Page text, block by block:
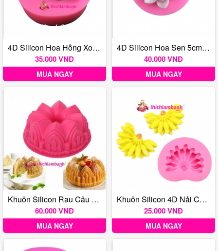
4D Silicon Hoa Hồng Xoè 4.8 H3944
35.000 VNĐ
MUA NGAY
4D Silicon Hoa Sen 5cm 1.9 H8273
40.000 VNĐ
MUA NGAY
Khuôn Silicon Rau Câu Hình Lâu Đài
60.000 VNĐ
MUA NGAY
Khuôn Silicon 4D Nải Chuối
25.000 VNĐ
MUA NGAY